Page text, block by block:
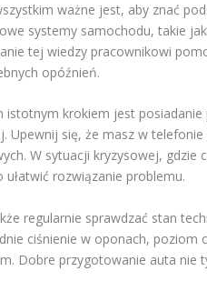
ważne jest, aby znać
systemy samochodu, takie
tej wiedzy pracownikowi
opóźnień.
istotnym krokiem jest
Upewnij się, że masz w
W sytuacji kryzysowej,
ułatwić rozwiązanie problemu.
regularnie sprawdzać stan
ciśnienie w oponach, poziom
Dobre przygotowanie auta nie